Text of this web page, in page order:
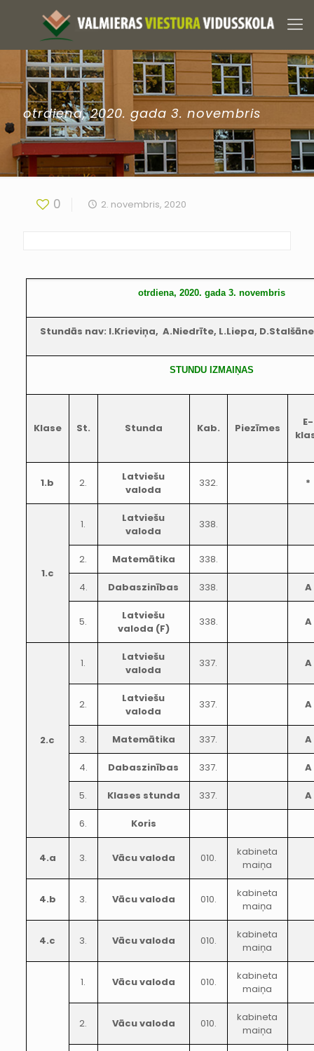
otrdiena, 2020. gada 3. novembris
0 2. novembris, 2020
otrdiena, 2020. gada 3. novembris
Stundās nav: I.Krieviņa, A.Niedrīte, L.Liepa,
STUNDU IZMAIŅAS
Klase St. Stunda Kab. Piezīmes
E-
1.b 2.
Latviešu
valoda
332. *
1.c
1.
Latviešu
valoda
338.
2. Matemātika 338.
4. Dabaszinības 338. A
5.
Latviešu
valoda (F)
338. A
2.c
1.
Latviešu
valoda
337. A
2.
Latviešu
valoda
337. A
3. Matemātika 337. A
4. Dabaszinības 337. A
5. Klases stunda 337. A
6. Koris
4.a 3. Vācu valoda 010.
kabineta
maiņa
4.b 3. Vācu valoda 010.
kabineta
maiņa
4.c 3. Vācu valoda 010.
kabineta
maiņa
1. Vācu valoda 010.
kabineta
maiņa
2. Vācu valoda 010.
kabineta
maiņa